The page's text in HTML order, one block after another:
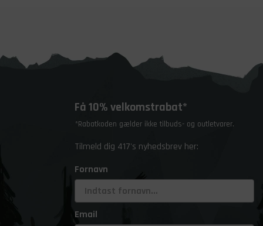
Få 10% velkomstrabat*
*Rabatkoden gælder ikke tilbuds- og outletvarer.
Tilmeld dig 417's nyhedsbrev her:
Fornavn
Email